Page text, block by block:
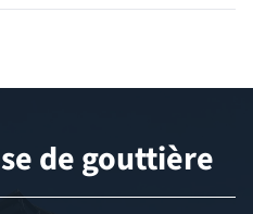
de gouttière